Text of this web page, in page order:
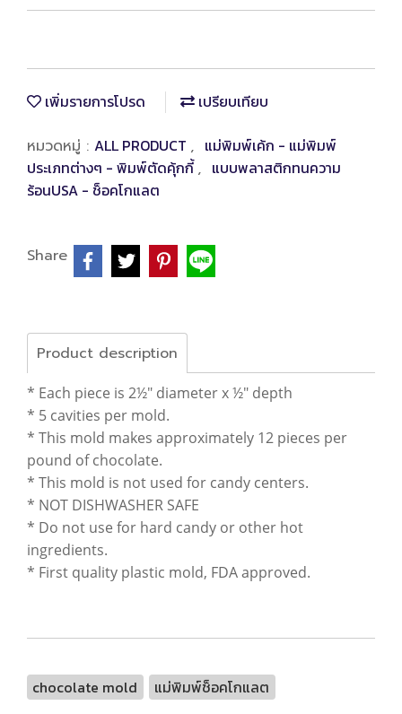
เพิ่มรายการโปรด เปรียบเทียบ
หมวดหมู่ : ALL PRODUCT , แม่พิมพ์เค้ก - แม่พิมพ์
ประเภทต่างๆ - พิมพ์ตัดคุ้กกี้, แบบพลาสติกทนความ
ร้อนUSA - ช็อคโกแลต
Share
Product description
* Each piece is 2½" diameter x ½" depth
* 5 cavities per mold.
* This mold makes approximately 12 pieces per
pound of chocolate.
* This mold is not used for candy centers.
* NOT DISHWASHER SAFE
* Do not use for hard candy or other hot
ingredients.
* First quality plastic mold, FDA approved.
chocolate mold แม่พิมพ์ช็อคโกแลต